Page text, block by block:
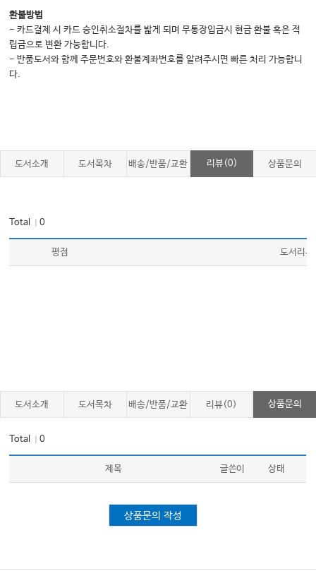
환불방법
- 카드결제 시 카드 승인취소절차를 밟게 되며 무통장입금시 현금 환불 혹은 적
립금으로 변환 가능합니다.
- 반품도서와 함께 주문번호와 환불계좌번호를 알려주시면 빠른 처리 가능합니
다.
도서소개 도서목차 배송/반품/교환 리뷰(0) 상품문의
Total ｜0
평점 도서리뷰
도서소개 도서목차 배송/반품/교환 리뷰(0) 상품문의
Total ｜0
제목 글쓴이 상태
상품문의 작성